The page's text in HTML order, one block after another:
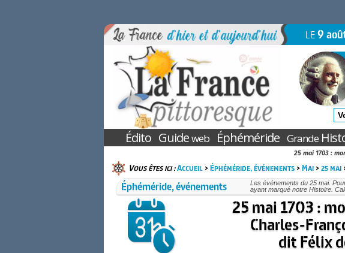
LE9
Édito Guideweb Éphéméride Grande
25 mai 1703 :
Vous êtes ici :Accueil>Éphéméride, événements>Mai>25 mai
Éphéméride, événements
Les événements du 25 mai.
ayant marqué notre Histoire.
25 mai 1703 :
Charles-
dit Félix